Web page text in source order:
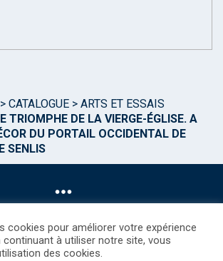
> CATALOGUE > ARTS ET ESSAIS
TRIOMPHE DE LA VIERGE-ÉGLISE. A
DU PORTAIL OCCIDENTAL DE
SENLIS
cookies pour améliorer votre expérience
continuant à utiliser notre site, vous
des cookies.